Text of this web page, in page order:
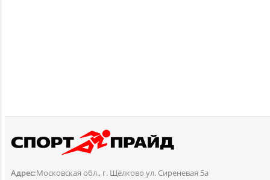
Адрес:Московская обл., г. Щёлково ул. Сиреневая 5а